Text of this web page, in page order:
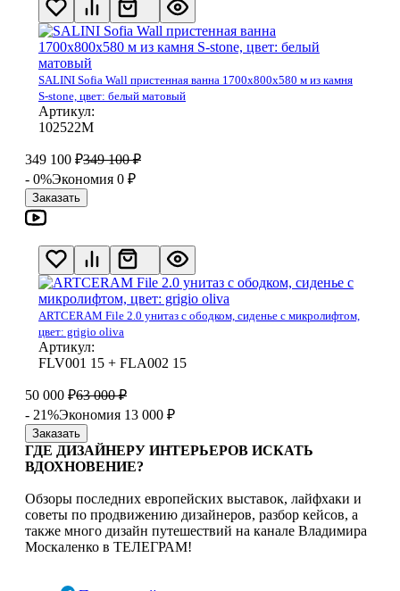
SALINI Sofia Wall пристенная ванна 1700х800х580 м из камня
S-stone, цвет: белый матовый
Артикул:
102522М
349 100 ₽349 100 ₽
- 0%Экономия 0 ₽
Заказать
ARTCERAM File 2.0 унитаз с ободком, сиденье с микролифтом,
цвет: grigio oliva
Артикул:
FLV001 15 + FLA002 15
50 000 ₽63 000 ₽
- 21%Экономия 13 000 ₽
Заказать
ГДЕ ДИЗАЙНЕРУ ИНТЕРЬЕРОВ ИСКАТЬ
ВДОХНОВЕНИЕ?
Обзоры последних европейских выставок, лайфхаки и
советы по продвижению дизайнеров, разбор кейсов, а
также много дизайн путешествий на канале Владимира
Москаленко в ТЕЛЕГРАМ!